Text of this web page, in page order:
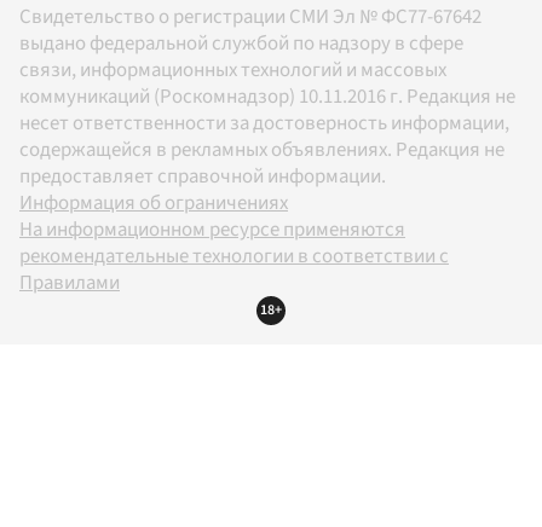
Свидетельство о регистрации СМИ Эл № ФС77-67642
выдано федеральной службой по надзору в сфере
связи, информационных технологий и массовых
коммуникаций (Роскомнадзор) 10.11.2016 г. Редакция не
несет ответственности за достоверность информации,
содержащейся в рекламных объявлениях. Редакция не
предоставляет справочной информации.
Информация об ограничениях
На информационном ресурсе применяются
рекомендательные технологии в соответствии с
Правилами
18+